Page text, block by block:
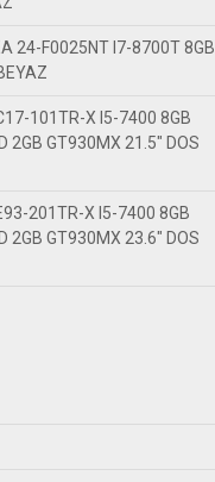
24-F0025NT I7-8700T 8GB
101TR-X I5-7400 8GB
2GB GT930MX 21.5″ DOS
201TR-X I5-7400 8GB
2GB GT930MX 23.6″ DOS